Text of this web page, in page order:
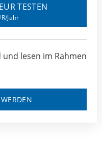
TESTEN
Jahr
lesen im Rahmen